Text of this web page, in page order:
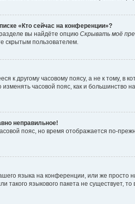
«Кто сейчас на конференции»?
вы найдёте опцию Скрывать моё
скрытым пользователем.
к другому часовому поясу, а не к тому, в
изменять часовой пояс, как и большинство
неправильное!
пояс, но время отображается по-
языка на конференции, или же
такого языкового пакета не